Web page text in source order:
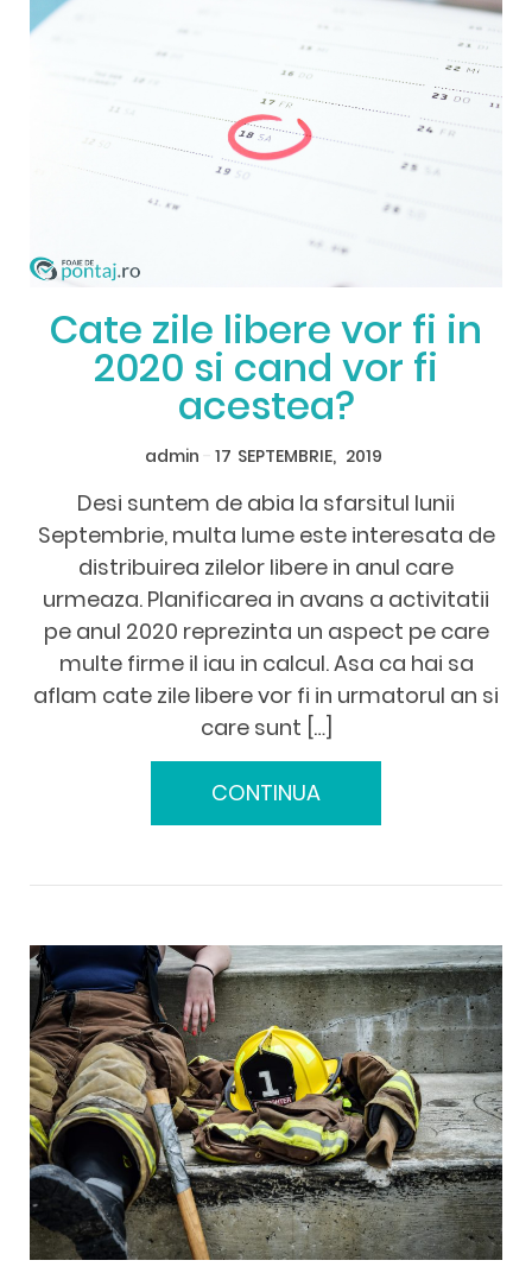
Cate zile libere vor fi in
2020 si cand vor fi
acestea?
admin 17 SEPTEMBRIE, 2019
Desi suntem de abia la sfarsitul lunii
Septembrie, multa lume este interesata de
distribuirea zilelor libere in anul care
urmeaza. Planificarea in avans a activitatii
pe anul 2020 reprezinta un aspect pe care
multe firme il iau in calcul. Asa ca hai sa
aflam cate zile libere vor fi in urmatorul an si
care sunt […]
CONTINUA